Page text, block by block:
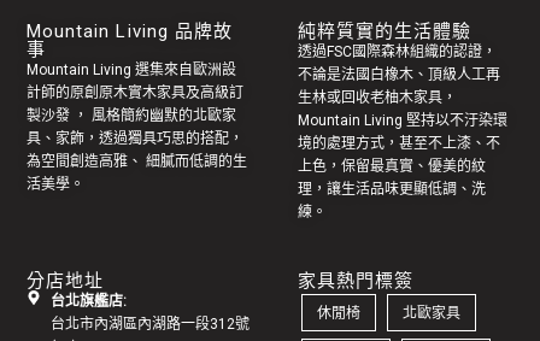
Mountain Living 品牌故
事
Mountain Living 選集來自歐洲設
計師的原創 原木實木家具及高級訂
製沙發 ， 風格簡約幽默的北歐家
具 、家飾，透過獨具巧思的搭配，
為空間創造高雅、 細膩而低調的生
活美學。
純粹質實的生活體驗
透過FSC國際森林組織的認證，
不論是法國白橡木、頂級人工再
生林或回收老柚木家具 ，
Mountain Living 堅持以不汙染環
境的處理方式，甚至不上漆、不
上色，保留最真實、優美的紋
理，讓生活品味更顯低調、洗
練。
分店地址
台北旗艦店:
台北市內湖區內湖路一段312號
家具熱門標簽
休閒椅 北歐家具